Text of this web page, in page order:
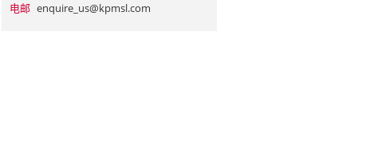
电邮 enquire_us@kpmsl.com